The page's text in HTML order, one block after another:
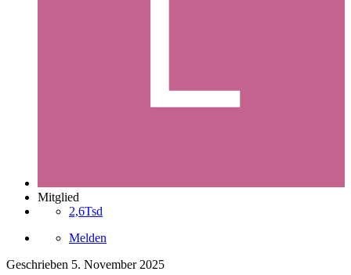
Mitglied
2,6Tsd
Melden
Geschrieben 5. November 2025